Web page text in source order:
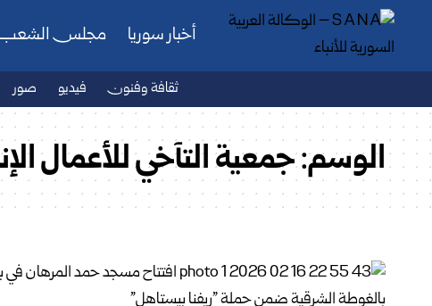
أخبار سوريا مجلس
ثقافة وفنون فيديو صور
الوسم:جمعية التآخي للأعمال